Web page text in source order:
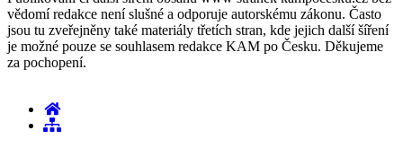
vědomí redakce není slušné a odporuje autorskému zákonu. Často
jsou tu zveřejněny také materiály třetích stran, kde jejich další šíření
je možné pouze se souhlasem redakce KAM po Česku. Děkujeme
za pochopení.